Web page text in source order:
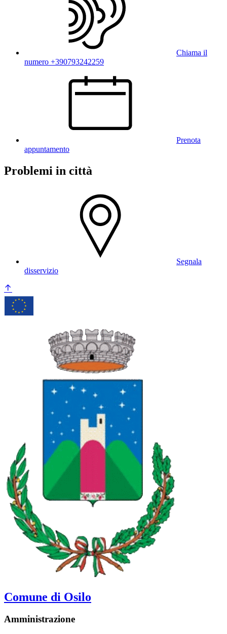
Chiama il
numero +390793242259
Prenota
appuntamento
Problemi in città
Segnala
disservizio
Comune di Osilo
Amministrazione